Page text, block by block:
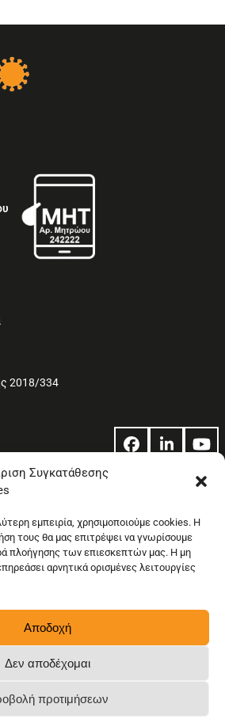
Συγκατάθεσης
εμπειρία, χρησιμοποιούμε cookies. Η
τους θα μας επιτρέψει να γνωρίσουμε
πλοήγησης των επιεσκεπτών μας. Η μη
αρνητικά ορισμένες λειτουργίες
Αποδοχή
Δεν αποδέχομαι
προτιμήσεων
2018/334
Facebook
LinkedIn
S.A.